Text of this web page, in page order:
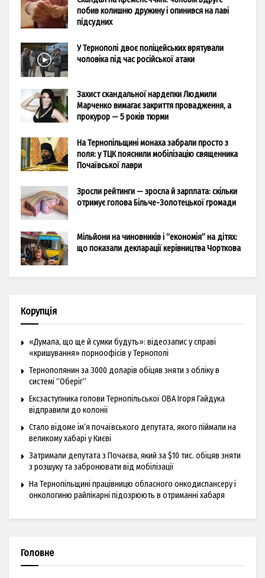
побив колишню дружину і опинився на лаві
підсудних
У Тернополі двоє поліцейських врятували
чоловіка під час російської атаки
Захист скандальної нардепки Людмили
Марченко вимагає закриття провадження, а
прокурор — 5 років тюрми
На Тернопільщині монаха забрали просто з
поля: у ТЦК пояснили мобілізацію священника
Почаївської лаври
Зросли рейтинги — зросла й зарплата: скільки
отримує голова Більче-Золотецької громади
Мільйони на чиновників і “економія” на дітях:
що показали декларації керівництва Чорткова
Корупція
«Думала, що ще й сумки будуть»: відеозапис у справі
«кришування» порноофісів у Тернополі
Тернополянин за 3000 доларів обіцяв зняти з обліку в
системі “Оберіг”
Ексзаступника голови Тернопільської ОВА Ігоря Гайдука
відправили до колонії
Стало відоме ім’я почаївського депутата, якого піймали на
великому хабарі у Києві
Затримали депутата з Почаєва, який за $10 тис. обіцяв зняти
з розшуку та забронювати від мобілізації
На Тернопільщині працівницю обласного онкодиспансеру і
онкологиню райлікарні підозрюють в отриманні хабаря
Головне